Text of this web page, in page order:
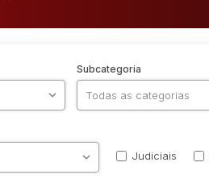
Subcategoria
Judiciais